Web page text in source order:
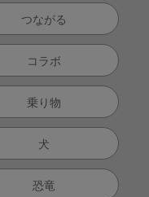
つながる
コラボ
乗り物
犬
恐竜